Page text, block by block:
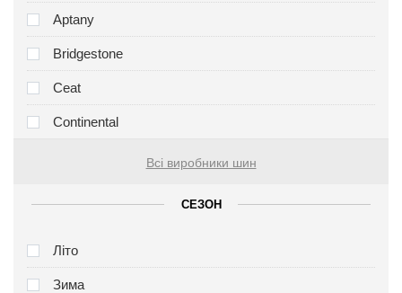
Aptany
Bridgestone
Ceat
Continental
Всі виробники шин
СЕЗОН
Літо
Зима